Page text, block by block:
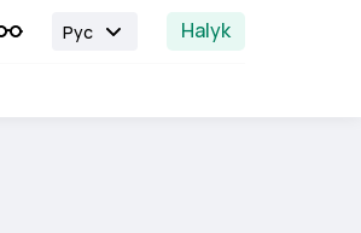
Рус Halyk